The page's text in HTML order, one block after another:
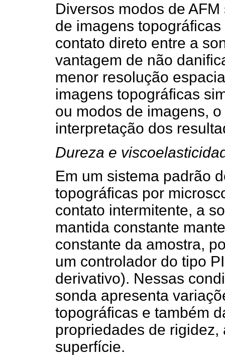
Diversos modos de
de imagens
contato direto entre a
vantagem de não
menor resolução
imagens topográficas
ou modos de imagens,
interpretação dos
Dureza e
Em um sistema padrão
topográficas por
contato intermitente, a
mantida constante
constante da amostra,
um controlador do tipo
derivativo). Nessas
sonda apresenta
topográficas e também
propriedades de
superfície.